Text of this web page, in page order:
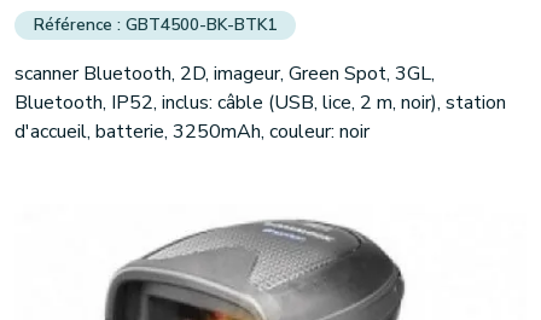
GBT4500-BK-BTK1
scanner Bluetooth, 2D, imageur, Green Spot, 3GL,
Bluetooth, IP52, inclus: câble (USB, lice, 2 m, noir), station
d'accueil, batterie, 3250mAh, couleur: noir